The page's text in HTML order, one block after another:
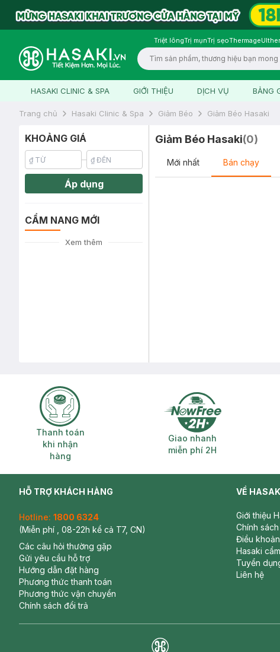
Triệt lôngTrị mụnTrị sẹoThermage
Logo
HASAKI CLINIC & SPA GIỚI THIỆU DỊCH VỤ BẢNG
Trang chủ Hasaki Clinic & Spa Giảm Béo Giảm Béo Hasaki
KHOẢNG GIÁ
Áp dụng
CẨM NANG MỚI
Xem thêm
Giảm Béo Hasaki(0)
Mới nhất Bán chạy
Thanh toán khi nhận hàng
Thanh toán
khi nhận
hàng
Giao nhanh miễn
Giao nhanh
miễn phí 2H
HỖ TRỢ KHÁCH HÀNG
Hotline: 1800 6324
(Miễn phí , 08-22h kể cả T7, CN)
Các câu hỏi thường gặp
Gửi yêu cầu hỗ trợ
Hướng dẫn đặt hàng
Phương thức thanh toán
Phương thức vận chuyển
Chính sách đổi trả
VỀ
Giới thiệu
Chính
Điều
Hasaki
Tuyển
Liên hệ